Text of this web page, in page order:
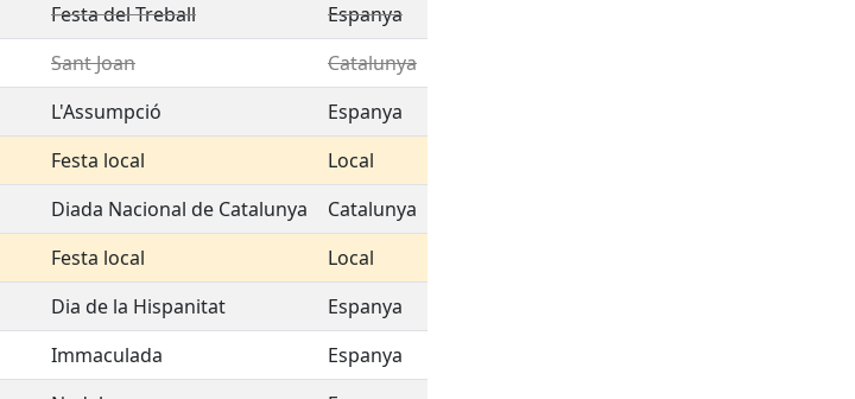
Festa del Treball
Espanya
Sant Joan
Catalunya
L'Assumpció
Espanya
Festa local
Local
Diada Nacional de Catalunya
Catalunya
Festa local
Local
Dia de la Hispanitat
Espanya
Immaculada
Espanya